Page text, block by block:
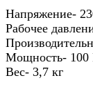
Напряжение-
Рабочее
Мощность- 100
Вес- 3,7 кг